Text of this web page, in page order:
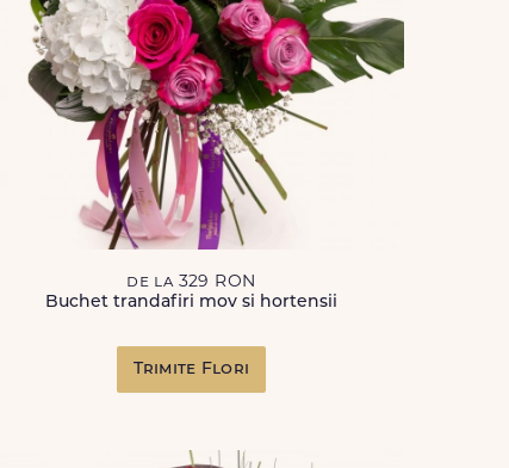
de la 329 RON
Buchet trandafiri mov si hortensii
Trimite Flori